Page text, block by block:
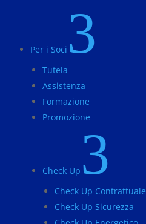
Per i Soci 3
Tutela
Assistenza
Formazione
Promozione
Check Up 3
Check Up Contrattuale
Check Up Sicurezza